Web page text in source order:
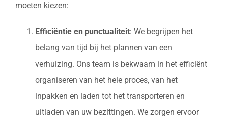
moeten kiezen:
Efficiëntie en punctualiteit: We begrijpen het
belang van tijd bij het plannen van een
verhuizing. Ons team is bekwaam in het efficiënt
organiseren van het hele proces, van het
inpakken en laden tot het transporteren en
uitladen van uw bezittingen. We zorgen ervoor